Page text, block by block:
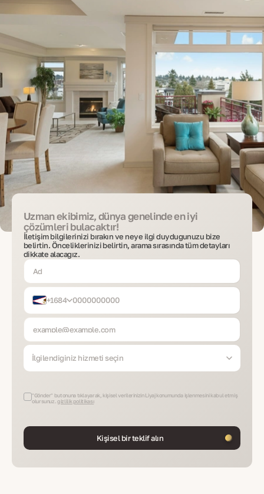
Uzman ekibimiz, dünya genelinde en iyi
çözümleri bulacaktır!
İletişim bilgilerinizi bırakın ve neye ilgi duyduğunuzu bize
belirtin. Önceliklerinizi belirtin, arama sırasında tüm detayları
dikkate alacağız.
+1684
İlgilendiğiniz hizmeti seçin
"Gönder" butonuna tıklayarak, kişisel verilerinizin Liyaj konumunda işlenmesini kabul etmiş
olursunuz.gizlilik politikası
Kişisel bir teklif alın